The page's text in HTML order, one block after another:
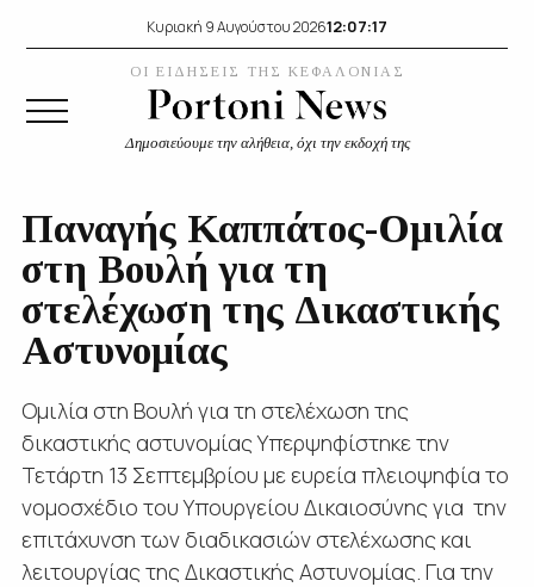
Κυριακή 9 Αυγούστου 202612:07:17
ΟΙ ΕΙΔΗΣΕΙΣ ΤΗΣ ΚΕΦΑΛΟΝΙΑΣ
Δημοσιεύουμε την αλήθεια, όχι την εκδοχή της
Παναγής Καππάτος-Ομιλία
στη Βουλή για τη
στελέχωση της Δικαστικής
Αστυνομίας
Ομιλία στη Βουλή για τη στελέχωση της
δικαστικής αστυνομίας Υπερψηφίστηκε την
Τετάρτη 13 Σεπτεμβρίου με ευρεία πλειοψηφία το
νομοσχέδιο του Υπουργείου Δικαιοσύνης για την
επιτάχυνση των διαδικασιών στελέχωσης και
λειτουργίας της Δικαστικής Αστυνομίας. Για την